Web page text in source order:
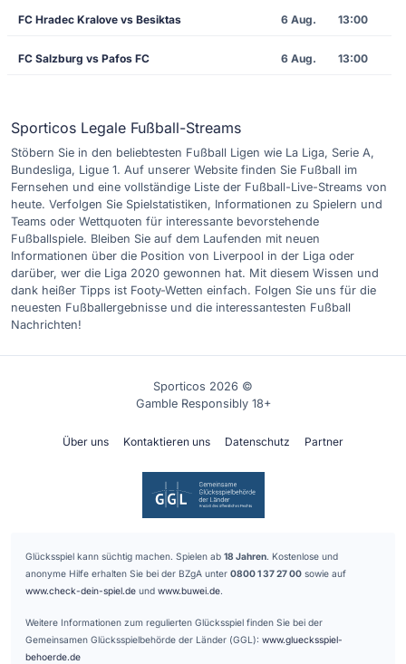
FC Hradec Kralove vs Besiktas 6 Aug. 13:00
FC Salzburg vs Pafos FC 6 Aug. 13:00
Sporticos Legale Fußball-Streams
Stöbern Sie in den beliebtesten Fußball Ligen wie La Liga, Serie A,
Bundesliga, Ligue 1. Auf unserer Website finden Sie Fußball im
Fernsehen und eine vollständige Liste der Fußball-Live-Streams von
heute. Verfolgen Sie Spielstatistiken, Informationen zu Spielern und
Teams oder Wettquoten für interessante bevorstehende
Fußballspiele. Bleiben Sie auf dem Laufenden mit neuen
Informationen über die Position von Liverpool in der Liga oder
darüber, wer die Liga 2020 gewonnen hat. Mit diesem Wissen und
dank heißer Tipps ist Footy-Wetten einfach. Folgen Sie uns für die
neuesten Fußballergebnisse und die interessantesten Fußball
Nachrichten!
Sporticos 2026 ©
Gamble Responsibly 18+
Über uns Kontaktieren uns Datenschutz Partner
Glücksspiel kann süchtig machen. Spielen ab 18 Jahren. Kostenlose und
anonyme Hilfe erhalten Sie bei der BZgA unter 0800 1 37 27 00 sowie auf
www.check-dein-spiel.de und www.buwei.de.
Weitere Informationen zum regulierten Glücksspiel finden Sie bei der
Gemeinsamen Glücksspielbehörde der Länder (GGL): www.gluecksspiel-
behoerde.de